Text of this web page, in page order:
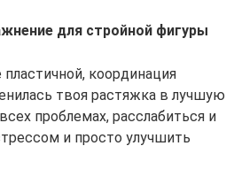
для стройной фигуры
координация
твоя растяжка в лучшую
проблемах, расслабиться и
и просто улучшить